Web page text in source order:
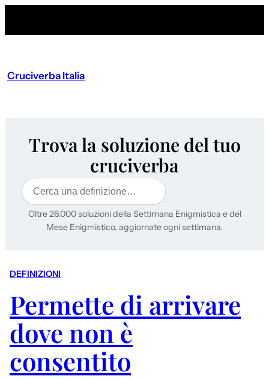
Cruciverba Italia
Trova la soluzione del tuo
cruciverba
Cerca
Oltre 26.000 soluzioni della Settimana Enigmistica e del
Mese Enigmistico, aggiornate ogni settimana.
DEFINIZIONI
Permette di arrivare
dove non è
consentito